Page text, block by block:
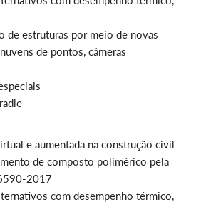
de estruturas por meio de novas
de pontos, câmeras
e aumentada na construção civil
de composto polimérico pela
2017
com desempenho térmico,